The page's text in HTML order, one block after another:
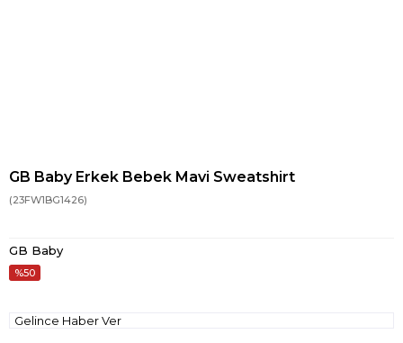
GB Baby Erkek Bebek Mavi Sweatshirt
(23FW1BG1426)
GB Baby
50
Gelince Haber Ver